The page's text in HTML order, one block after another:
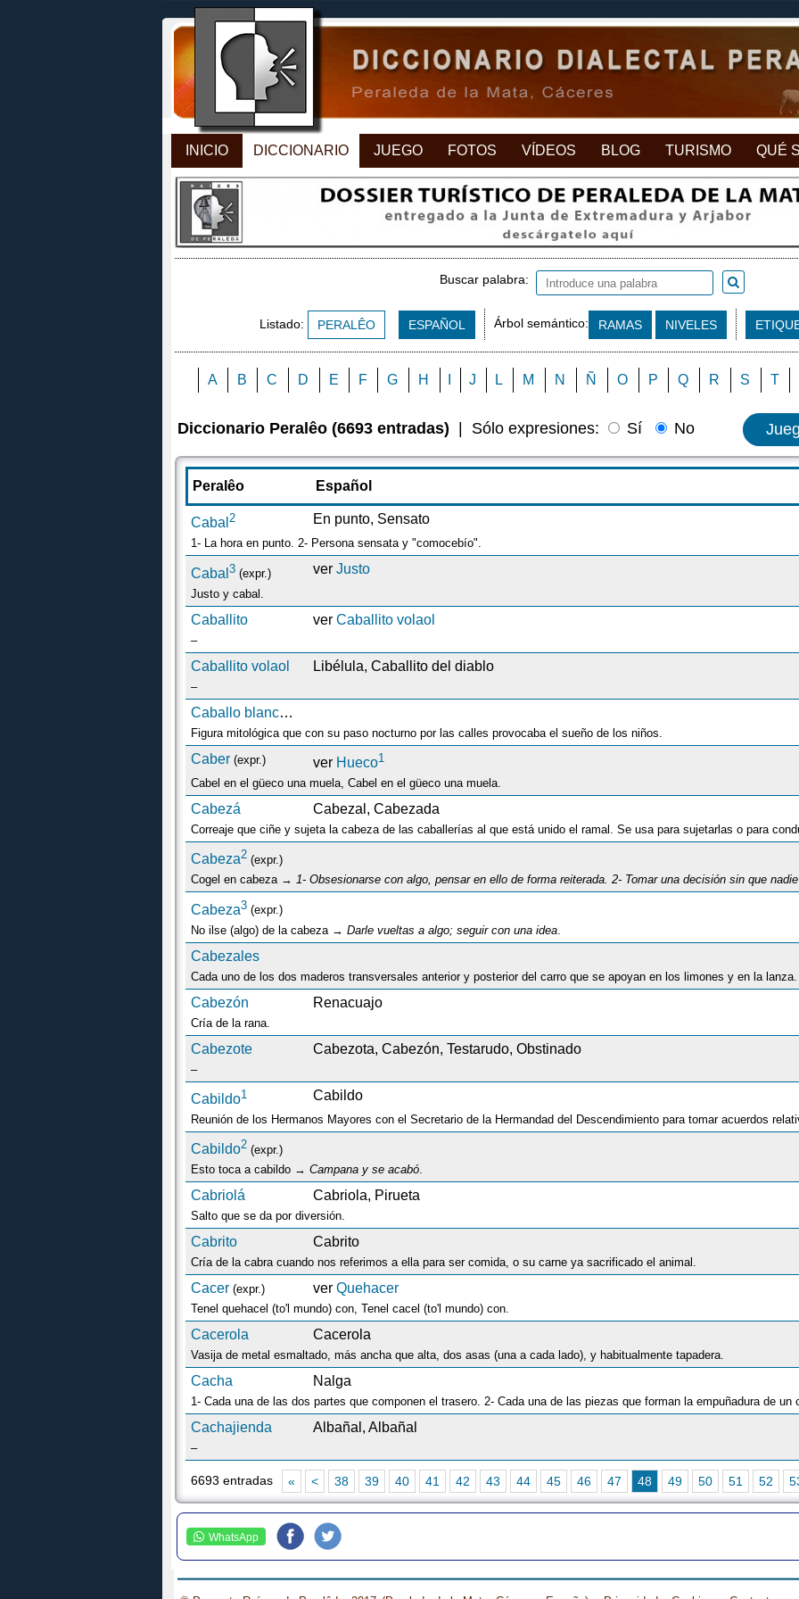
INICIO DICCIONARIO JUEGO FOTOS VÍDEOS BLOG TURISMO QUÉ
Buscar palabra:
Listado: PERALÊO ESPAÑOL Árbol semántico: RAMAS NIVELES
A B C D E F G H J L M N Ñ O P Q R S T
Diccionario Peralêo (6693 entradas) Sólo expresiones: Sí No
Peralêo Español
Cabal 2 En punto, Sensato
1- La hora en punto. 2- Persona sensata y "comocebío".
Cabal 3 (expr.) verJusto
Justo y cabal.
Caballito verCaballito volaol
–
Caballito volaol Libélula, Caballito del diablo
–
Caballo blanco (el)
Figura mitológica que con su paso nocturno por las calles provocaba el sueño de los niños.
Caber (expr.) ver Hueco1
Cabel en el güeco una muela, Cabel en el güeco una muela.
Cabezá Cabezal, Cabezada
Correaje que ciñe y sujeta la cabeza de las caballerías al que está unido el ramal. Se usa para sujetarlas o para
Cabeza2 (expr.)
Cogel en cabeza → 1- Obsesionarse con algo, pensar en ello de forma reiterada. 2- Tomar una decisión sin que nadie consiga
Cabeza3 (expr.)
No ilse (algo) de la cabeza → Darle vueltas a algo; seguir con una idea
Cabezales
Cada uno de los dos maderos transversales anterior y posterior del carro que se apoyan en los limones y en la lanza.
Cabezón Renacuajo
Cría de la rana.
Cabezote Cabezota, Cabezón, Testarudo, Obstinado
–
Cabildo1 Cabildo
Reunión de los Hermanos Mayores con el Secretario de la Hermandad del Descendimiento para tomar acuerdos
Cabildo2 (expr.)
Esto toca a cabildo → Campana y se acabó.
Cabriolá Cabriola, Pirueta
Salto que se da por diversión.
Cabrito Cabrito
Cría de la cabra cuando nos referimos a ella para ser comida, o su carne ya sacrificado el animal.
Cacer (expr.) verQuehacer
Tenel quehacel (to'l mundo) con, Tenel cacel (to'l mundo) con.
Cacerola Cacerola
Vasija de metal esmaltado, más ancha que alta, dos asas (una a cada lado), y habitualmente tapadera.
Cacha Nalga
1- Cada una de las dos partes que componen el trasero. 2- Cada una de las piezas que forman la empuñadura de un
Cachajienda Albañal, Albañal
–
6693 entradas « < 38 39 40 41 42 43 44 45 46 47 48 49 50 51 52
WhatsApp